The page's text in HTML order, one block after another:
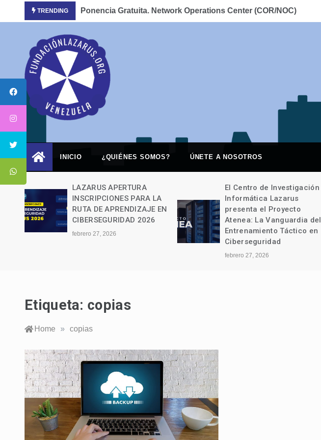
TRENDING Ponencia Gratuita. Network Operations Center (COR/NOC)
INICIO ¿QUIÉNES SOMOS? ÚNETE A NOSOTROS
LAZARUS APERTURA
INSCRIPCIONES PARA LA
RUTA DE APRENDIZAJE EN
CIBERSEGURIDAD 2026
febrero 27, 2026
El Centro de Investigación
Informática Lazarus
presenta el Proyecto
Atenea: La Vanguardia del
Entrenamiento Táctico en
Ciberseguridad
febrero 27, 2026
Etiqueta: copias
Home » copias